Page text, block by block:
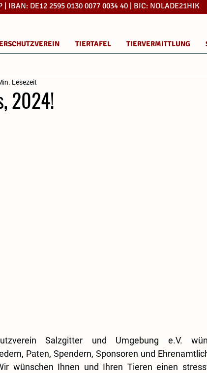
| IBAN: DE12 2595 0130 0077 0034 40 | BIC:
TIERTAFEL TIERVERMITTLUNG
2024!
Lesezeit
Salzgitter und Umgebung e.V.
Paten, Spendern, Sponsoren und
wünschen Ihnen und Ihren Tieren einen